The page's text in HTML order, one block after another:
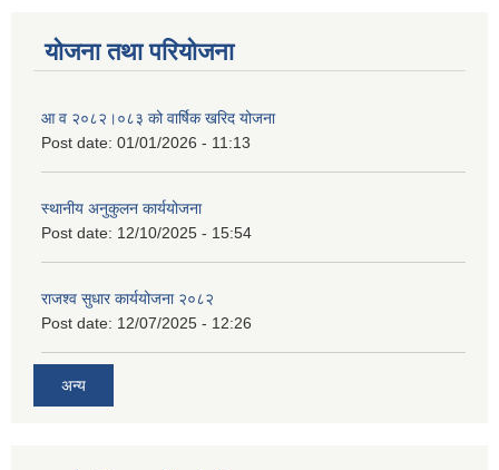
योजना तथा परियोजना
आ व २०८२।०८३ को वार्षिक खरिद योजना
Post date: 01/01/2026 - 11:13
स्थानीय अनुकुलन कार्ययोजना
Post date: 12/10/2025 - 15:54
राजश्व सुधार कार्ययोजना २०८२
Post date: 12/07/2025 - 12:26
अन्य